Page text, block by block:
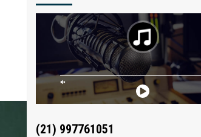
(21) 997761051